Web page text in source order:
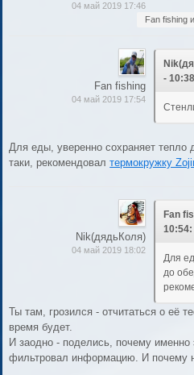
04 май 2019 17:46
Fan fishing
Fan fishing
04 май 2019 17:54
-
Для еды, уверенно сохраняет
таки, рекомендовалтермокружку
Nik(дядьКоля)
04 май 2019 18:02
Fan
10:54:
Для
до
Ты там, грозился - отчитаться о её
время будет.
И заодно - поделись, почему именно
фильтровал информацию. И почему